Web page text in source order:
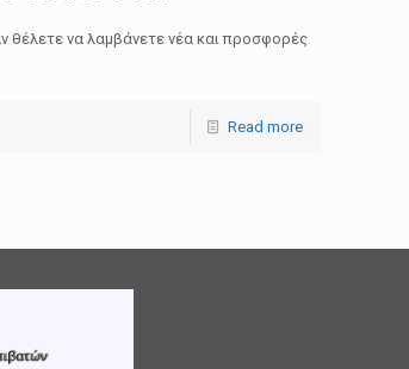
θέλετε να λαμβάνετε νέα και προσφορές
Read more